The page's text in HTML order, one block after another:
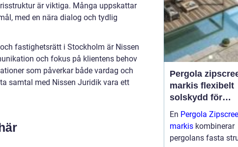
är viktiga. Många uppskattar
med en nära dialog och tydlig
fastighetsrätt i Stockholm är Nissen
och fokus på klientens behov
som påverkar både vardag och
samtal med Nissen Juridik vara ett
Pergola
markis flexibelt
solskydd för
moderna uterum
En Pergola
markis kombinerar
pergolans fasta